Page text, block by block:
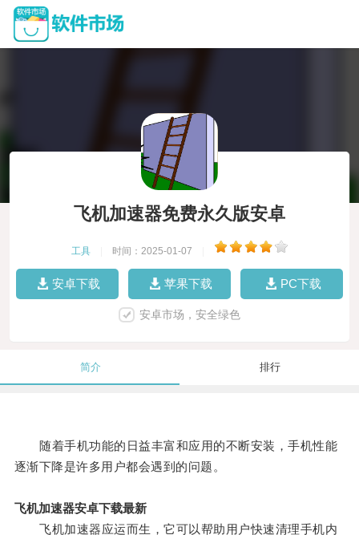
飞机加速器免费永久版安卓
工具 时间：2025-01-07
安卓下载 苹果下载 PC下载
安卓市场，安全绿色
简介 排行
随着手机功能的日益丰富和应用的不断安装，手机性能
逐渐下降是许多用户都会遇到的问题。
飞机加速器安卓下载最新
飞机加速器应运而生，它可以帮助用户快速清理手机内